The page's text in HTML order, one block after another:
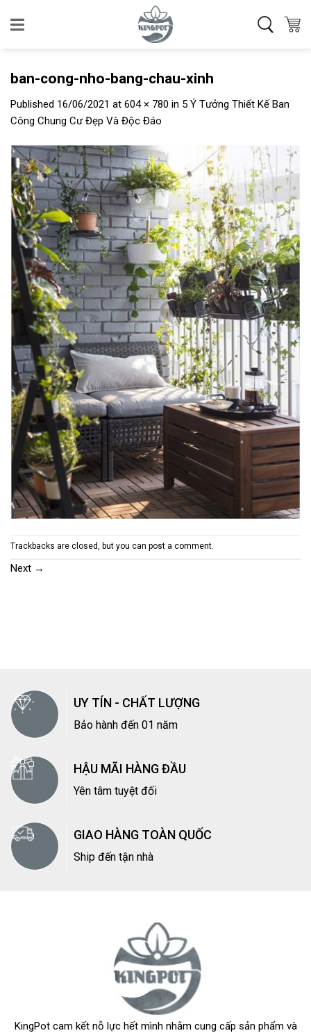
ban-cong-nho-bang-chau-xinh
Published 16/06/2021 at 604 × 780 in 5 Ý Tưởng Thiết Kế Ban
Công Chung Cư Đẹp Và Độc Đáo
Trackbacks are closed, but you can post a comment.
Next →
UY TÍN - CHẤT LƯỢNG
Bảo hành đến 01 năm
HẬU MÃI HÀNG ĐẦU
Yên tâm tuyệt đối
GIAO HÀNG TOÀN QUỐC
Ship đến tận nhà
KingPot cam kết nỗ lực hết mình nhằm cung cấp sản phẩm và